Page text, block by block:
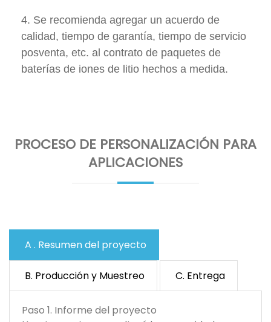
4. Se recomienda agregar un acuerdo de
calidad, tiempo de garantía, tiempo de servicio
posventa, etc. al contrato de paquetes de
baterías de iones de litio hechos a medida.
PROCESO DE PERSONALIZACIÓN PARA
APLICACIONES
A . Resumen del proyecto
B. Producción y Muestreo C. Entrega
Paso 1. Informe del proyecto